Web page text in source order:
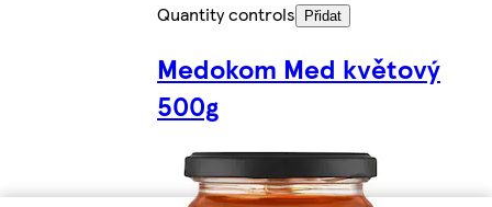
Quantity controls
Přidat
Medokom Med květový
500g